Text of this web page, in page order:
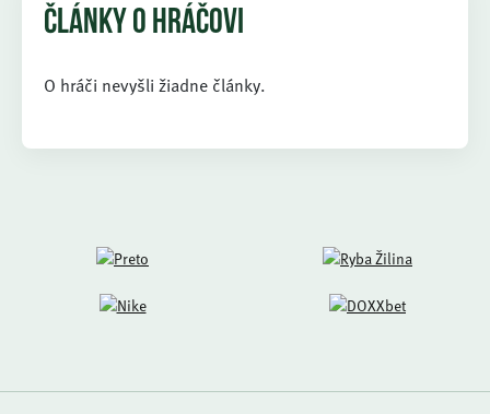
ČLÁNKY O HRÁČOVI
O hráči nevyšli žiadne články.